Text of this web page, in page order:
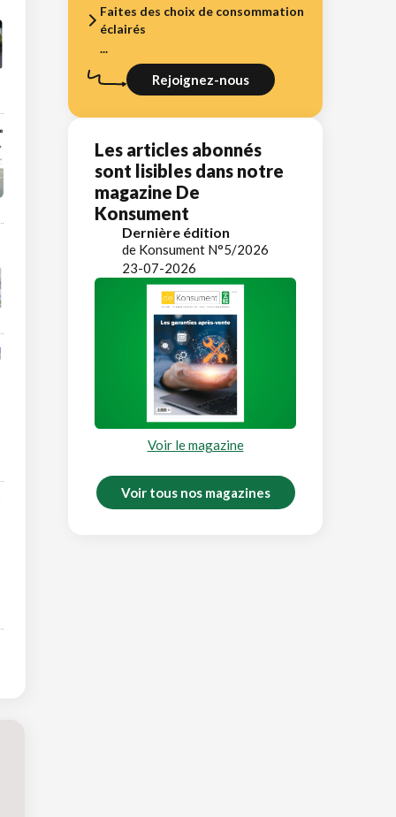
Faites des choix de consommation
éclairés
...
Rejoignez-nous
Les articles abonnés
sont lisibles dans notre
magazine De
Konsument
Dernière édition
de Konsument N°5/2026
23-07-2026
Voir le magazine
Voir tous nos magazines